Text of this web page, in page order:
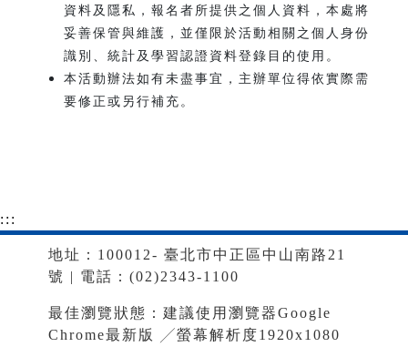
資料及隱私，報名者所提供之個人資料，本處將
妥善保管與維護，並僅限於活動相關之個人身份
識別、統計及學習認證資料登錄目的使用。
本活動辦法如有未盡事宜，主辦單位得依實際需
要修正或另行補充。
:::
地址：100012- 臺北市中正區中山南路21
號 | 電話：(02)2343-1100
最佳瀏覽狀態：建議使用瀏覽器Google
Chrome最新版 ╱螢幕解析度1920x1080